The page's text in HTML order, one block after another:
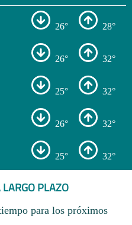
26° 28°
26° 32°
25° 32°
26° 32°
25° 32°
PLAZO
para los próximos